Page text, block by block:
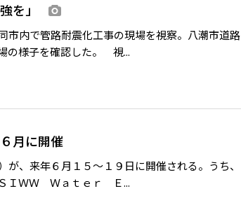
を」
内で管路耐震化工事の現場を視察。八潮市道路
の様子を確認した。 視...
月に開催
、来年６月１５～１９日に開催される。うち、
ＳＩＷＷ Ｗａｔｅｒ Ｅ...